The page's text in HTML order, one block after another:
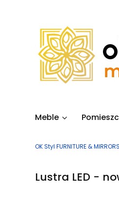
Meble
OK Styl FURNITURE & MIRRORS
Lustra LED -